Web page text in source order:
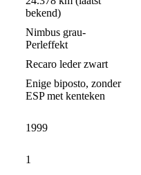
bekend)
Nimbus grau-
Perleffekt
Recaro leder zwart
Enige biposto, zonder
ESP met kenteken
1999
1